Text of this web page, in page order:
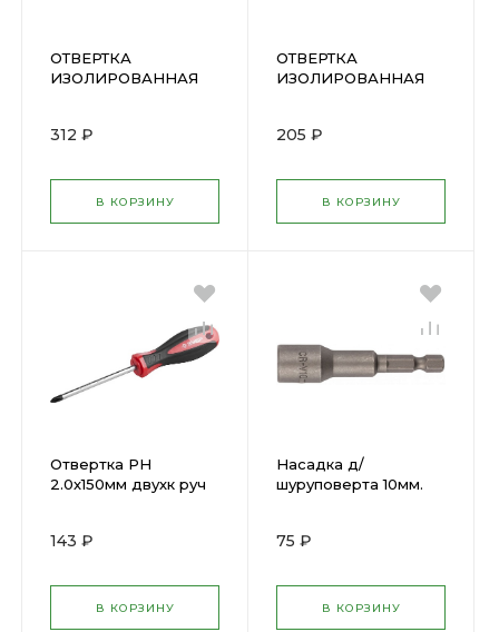
ОТВЕРТКА
ИЗОЛИРОВАННАЯ
РН2(55894)
312 ₽
В КОРЗИНУ
ОТВЕРТКА
ИЗОЛИРОВАННАЯ
205 ₽
В КОРЗИНУ
Отвертка PH
2.0х150мм двухк руч
143 ₽
В КОРЗИНУ
Насадка д/
шуруповерта 10мм.
75 ₽
В КОРЗИНУ